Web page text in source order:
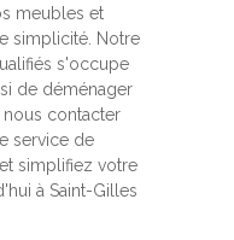
meubles et
simplicité. Notre
s'occupe
de déménager
nous contacter
service de
simplifiez votre
à Saint-Gilles